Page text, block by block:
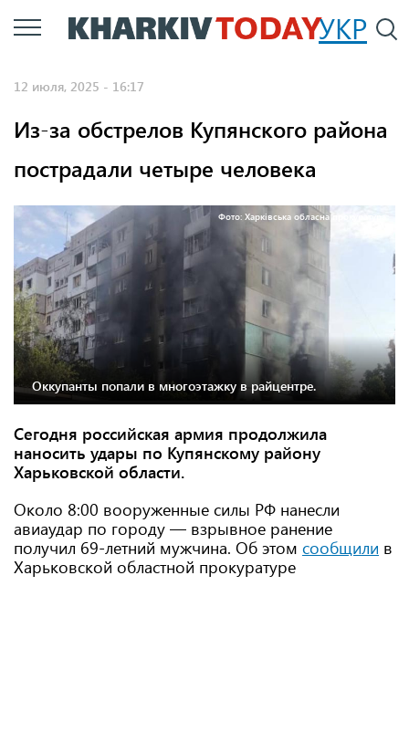
Перейти
к
УКР
12 июля, 2025 - 16:17
Из-за обстрелов Купянского района
пострадали четыре человека
Фото: Харківська обласна прокуратура
Оккупанты попали в многоэтажку в райцентре.
Сегодня российская армия продолжила
наносить удары по Купянскому району
Харьковской области.
Около 8:00 вооруженные силы РФ нанесли
авиаудар по городу — взрывное ранение
получил 69-летний мужчина. Об этом сообщили в
Харьковской областной прокуратуре